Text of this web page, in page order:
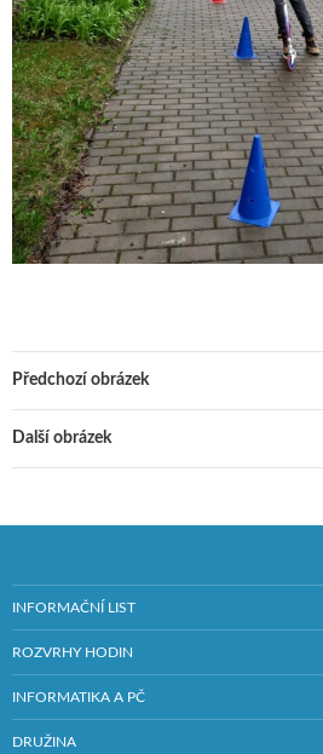
Předchozí obrázek
Další obrázek
INFORMAČNÍ LIST
ROZVRHY HODIN
INFORMATIKA A PČ
DRUŽINA